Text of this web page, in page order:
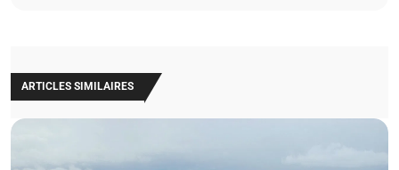
ARTICLES SIMILAIRES